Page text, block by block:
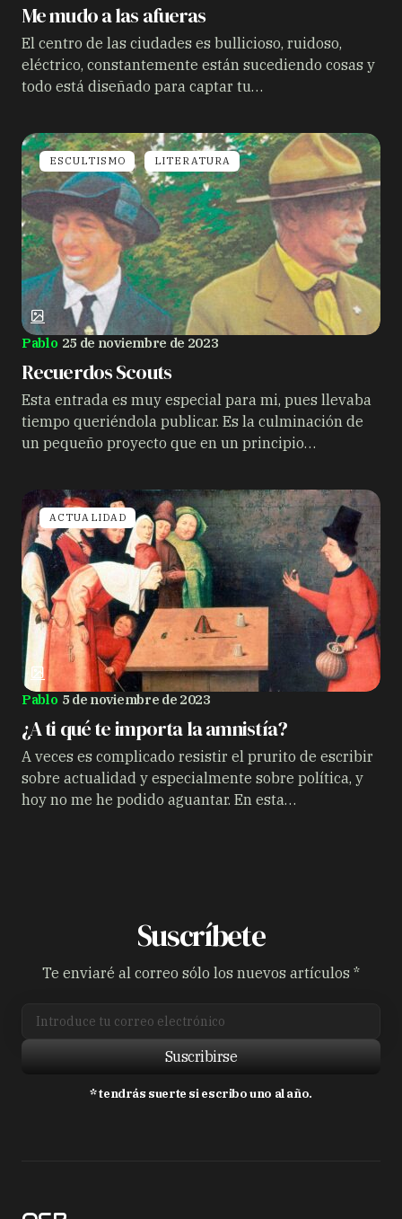
Guardar mi nombre y correo electrónico en este
Enviar comentario
Me mudo a las afueras
El centro de las ciudades es bullicioso, ruidoso,
eléctrico, constantemente están sucediendo cosas y
todo está diseñado para captar tu…
ESCULTISMO LITERATURA
Pablo 25 de noviembre de 2023
Recuerdos Scouts
Esta entrada es muy especial para mi, pues llevaba
tiempo queriéndola publicar. Es la culminación de
un pequeño proyecto que en un principio…
ACTUALIDAD
Pablo 5 de noviembre de 2023
¿A ti qué te importa la amnistía?
A veces es complicado resistir el prurito de escribir
sobre actualidad y especialmente sobre política, y
hoy no me he podido aguantar. En esta…
Suscríbete
Te enviaré al correo sólo los nuevos artículos *
Suscribirse
* tendrás suerte si escribo uno al año.